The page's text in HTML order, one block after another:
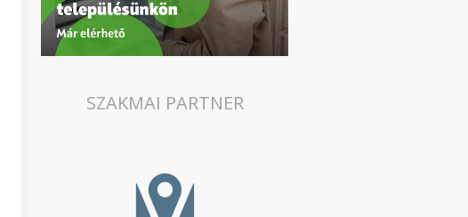
SZAKMAI PARTNER